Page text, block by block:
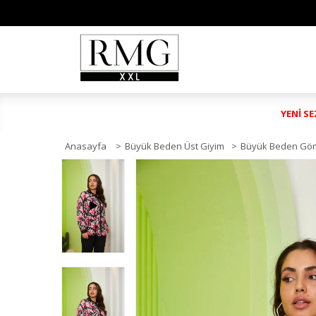
YENİ
Anasayfa > Büyük Beden Üst Giyim > Büyük Beden